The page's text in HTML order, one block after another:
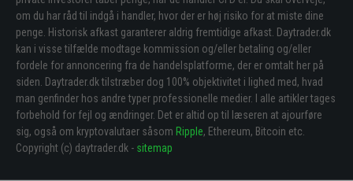
om du har råd til indgå i handler, hvor der er høj risiko for at miste dine
penge. Historisk afkast garanterer aldrig fremtidige afkast. Daytrader.dk
kan i visse tilfælde modtage kommission og/eller betaling og/eller
fordele for annoncering fra de handelsplatforme, der er omtalt her på
siden. Daytrader.dk tilstræber dog 100% objektivitet i lighed med, hvad
man genfinder hos andre typer professionelle medier. I alle artikler tages
forbehold for fejl og ændringer. Det er altid op til læseren at ajourføre
sig, også om kryptovalutaer såsom Ripple, Ethereum, Bitcoin etc.
Copyright (c) daytrader.dk - sitemap